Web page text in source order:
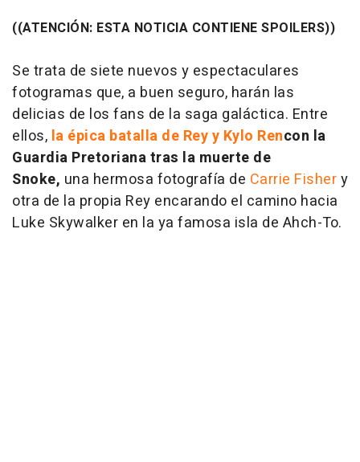
((ATENCIÓN: ESTA NOTICIA CONTIENE SPOILERS))
Se trata de siete nuevos y espectaculares
fotogramas que, a buen seguro, harán las
delicias de los fans de la saga galáctica. Entre
ellos, la épica batalla de Rey y Kylo Rencon la
Guardia Pretoriana tras la muerte de
Snoke, una hermosa fotografía de Carrie Fishery
otra de la propia Rey encarando el camino hacia
Luke Skywalker en la ya famosa isla de Ahch-To.